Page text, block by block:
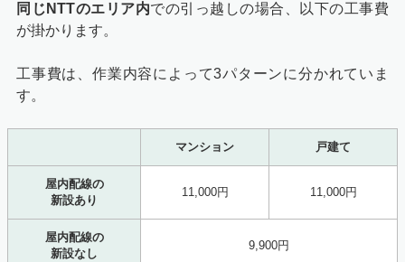
同じNTTのエリア内での引っ越しの場合、以下の工事費
が掛かります。
工事費は、作業内容によって3パターンに分かれていま
す。
マンション 戸建て
屋内配線の
新設あり
11,000円 11,000円
屋内配線の
新設なし
9,900円